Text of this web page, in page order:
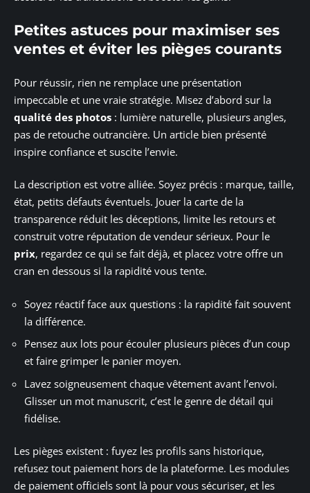
Petites astuces pour maximiser ses
ventes et éviter les pièges courants
Pour réussir, rien ne remplace une présentation
impeccable et une vraie stratégie. Misez d’abord sur la
qualité des photos : lumière naturelle, plusieurs angles,
pas de retouche outrancière. Un article bien présenté
inspire confiance et suscite l’envie.
La description est votre alliée. Soyez précis : marque, taille,
état, petits défauts éventuels. Jouer la carte de la
transparence réduit les déceptions, limite les retours et
construit votre réputation de vendeur sérieux. Pour le
prix, regardez ce qui se fait déjà, et placez votre offre un
cran en dessous si la rapidité vous tente.
Soyez réactif face aux questions : la rapidité fait souvent
la différence.
Pensez aux lots pour écouler plusieurs pièces d’un coup
et faire grimper le panier moyen.
Lavez soigneusement chaque vêtement avant l’envoi.
Glisser un mot manuscrit, c’est le genre de détail qui
fidélise.
Les pièges existent : fuyez les profils sans historique,
refusez tout paiement hors de la plateforme. Les modules
de paiement officiels sont là pour vous sécuriser, et les